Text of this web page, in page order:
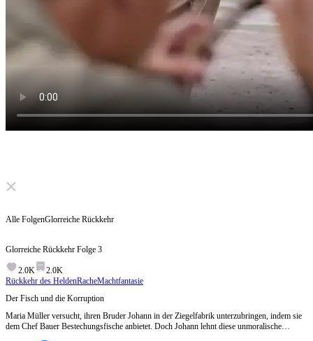
Click to unmute
Alle FolgenGlorreiche Rückkehr
Glorreiche Rückkehr Folge 3
2.0K
2.0K
Rückkehr des HeldenRacheMachtfantasie
Der Fisch und die Korruption
Maria Müller versucht, ihren Bruder Johann in der Ziegelfabrik unterzubringen, indem sie
dem Chef Bauer Bestechungsfische anbietet. Doch Johann lehnt diese unmoralische